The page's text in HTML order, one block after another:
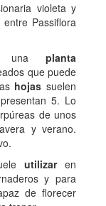
violeta y
Passiflora
una planta
que puede
hojas suelen
5. Lo
de unos
y verano.
utilizaren
y para
de florecer